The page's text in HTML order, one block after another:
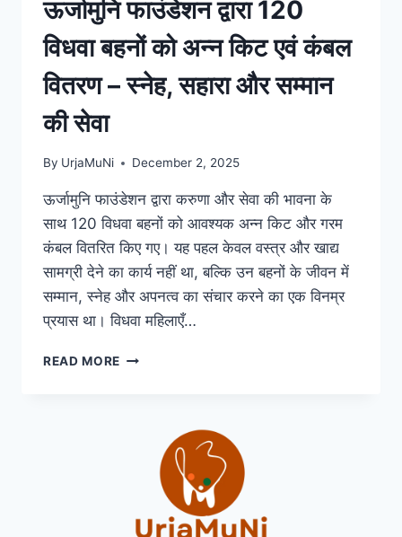
ऊर्जामुनि फाउंडेशन द्वारा 120
विधवा बहनों को अन्न किट एवं कंबल
वितरण – स्नेह, सहारा और सम्मान
की सेवा
By UrjaMuNi December 2, 2025
ऊर्जामुनि फाउंडेशन द्वारा करुणा और सेवा की भावना के
साथ 120 विधवा बहनों को आवश्यक अन्न किट और गरम
कंबल वितरित किए गए। यह पहल केवल वस्त्र और खाद्य
सामग्री देने का कार्य नहीं था, बल्कि उन बहनों के जीवन में
सम्मान, स्नेह और अपनत्व का संचार करने का एक विनम्र
प्रयास था। विधवा महिलाएँ…
READ MORE